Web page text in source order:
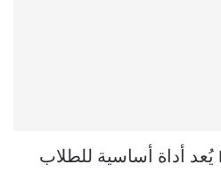
برنامج Microsoft Word يُعد أداة أساسية للطلاب